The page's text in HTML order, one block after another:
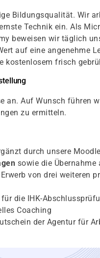
Bildungsqualität. Wir
Technik ein. Als
beweisen wir täglich
auf eine angenehme
kostenlosem frisch
an. Auf Wunsch führen
zu ermitteln.
durch unsere
sowie die Übernahme
Erwerb von drei weiteren
für die IHK-
Coaching
der Agentur für